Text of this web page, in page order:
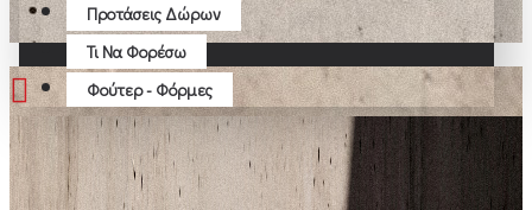
Προτάσεις Δώρων
Τι Να Φορέσω
Φούτερ - Φόρμες